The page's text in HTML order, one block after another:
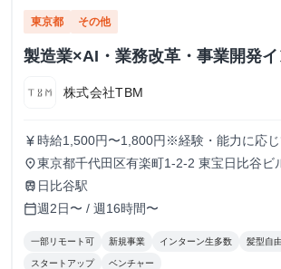
東京都 その他
製造業×AI・業務改革・事業開発
株式会社TBM
currency_yen 時給1,500円〜1,800円※経験・能力に応
place東京都千代田区有楽町1-2-2 東宝日比谷ビ
train 日比谷駅
calendar_today週2日〜 / 週16時間〜
一部リモート可 新規事業 インターン生多数 髪型自由
スタートアップ ベンチャー